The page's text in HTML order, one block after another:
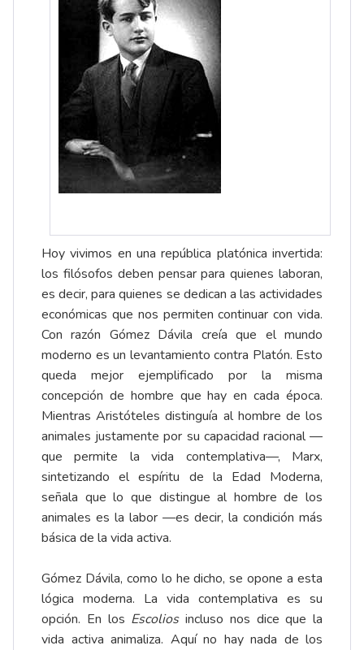
Hoy vivimos en una república platónica invertida:
los filósofos deben pensar para quienes laboran,
es decir, para quienes se dedican a las actividades
económicas que nos permiten continuar con vida.
Con razón Gómez Dávila creía que el mundo
moderno es un levantamiento contra Platón. Esto
queda mejor ejemplificado por la misma
concepción de hombre que hay en cada época.
Mientras Aristóteles distinguía al hombre de los
animales justamente por su capacidad racional —
que permite la vida contemplativa—, Marx,
sintetizando el espíritu de la Edad Moderna,
señala que lo que distingue al hombre de los
animales es la labor —es decir, la condición más
básica de la vida activa.
Gómez Dávila, como lo he dicho, se opone a esta
lógica moderna. La vida contemplativa es su
opción. En los Escoliosincluso nos dice que la
vida activa animaliza. Aquí no hay nada de los